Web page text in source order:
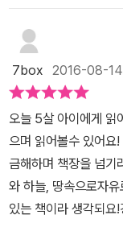
그러나 도시에는 공원
렵더라도 사람이 살
어야 하고 볕을 쪼일
수대 둘레가 더없이
있고, 신나게 물을 누
밭에서 까르르 웃음지
떤 분수일까요? 도시
설마 고래 등판은 아
도시 한복판에서 살아
만나는 이야기를 그립
꾸려요. 아무래도 군
7box 2016-08-14
오늘 5살 아이에게 읽
으며 읽어볼수 있어요
금해하며 책장을 넘기
와 하늘, 땅속으로자
있는 책이라 생각되요